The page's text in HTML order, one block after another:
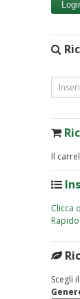
Il
Clicca
Rapido
Scegli